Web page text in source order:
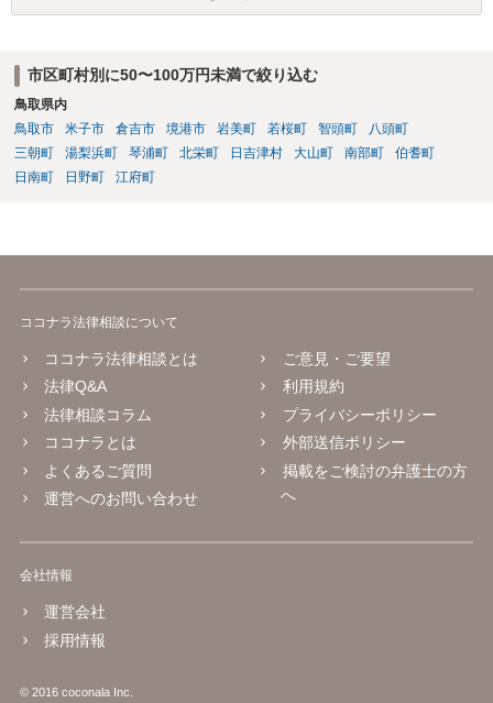
市区町村別に50〜100万円未満で絞り込む
鳥取県内
鳥取市
米子市 倉吉市 境港市 岩美町 若桜町 智頭町
八頭町
三朝町
湯梨浜町 琴浦町 北栄町 日吉津村 大山町 南部町
伯耆町
日南町
日野町 江府町
ココナラ法律相談について
ココナラ法律相談とは
法律Q&A
法律相談コラム
ココナラとは
よくあるご質問
運営へのお問い合わせ
ご意見・ご要望
利用規約
プライバシーポリシー
外部送信ポリシー
掲載をご検討の弁護士の方
へ
会社情報
運営会社
採用情報
© 2016 coconala Inc.